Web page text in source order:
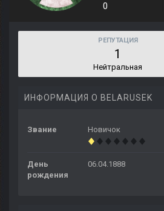
0
РЕПУТАЦИЯ
1
Нейтральная
ИНФОРМАЦИЯ О BELARUSEK
Звание Новичок
День
рождения
06.04.1888